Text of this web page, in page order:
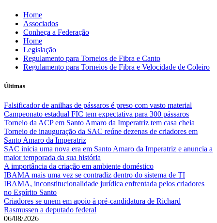
Skip
content
Home
Associados
Conheça a Federação
Home
Legislação
Regulamento para Torneios de Fibra e Canto
Regulamento para Torneios de Fibra e Velocidade de Coleiro
Últimas
Falsificador de anilhas de pássaros é preso com vasto material
Campeonato estadual FIC tem expectativa para 300 pássaros
Torneio da ACP em Santo Amaro da Imperatriz tem casa cheia
Torneio de inauguração da SAC reúne dezenas de criadores em
Santo Amaro da Imperatriz
SAC inicia uma nova era em Santo Amaro da Imperatriz e anuncia a
maior temporada da sua história
A importância da criação em ambiente doméstico
IBAMA mais uma vez se contradiz dentro do sistema de TI
IBAMA, inconstitucionalidade jurídica enfrentada pelos criadores
no Espírito Santo
Criadores se unem em apoio à pré-candidatura de Richard
Rasmussen a deputado federal
06/08/2026